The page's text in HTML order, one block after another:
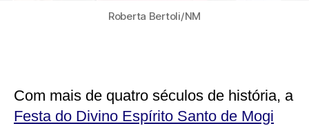
Roberta Bertoli/NM
Com mais de quatro séculos de história, a
Festa do Divino Espírito Santo de Mogi